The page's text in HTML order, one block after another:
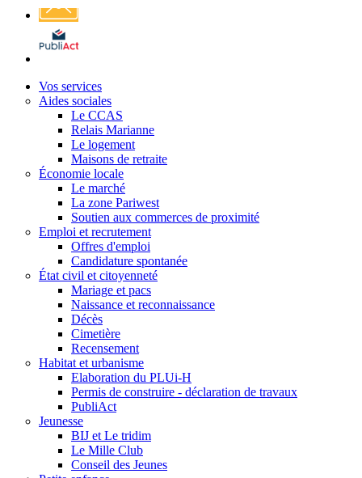
Affichage
légal
Vos services
Aides sociales
Le CCAS
Relais Marianne
Le logement
Maisons de retraite
Économie locale
Le marché
La zone Pariwest
Soutien aux commerces de proximité
Emploi et recrutement
Offres d'emploi
Candidature spontanée
État civil et citoyenneté
Mariage et pacs
Naissance et reconnaissance
Décès
Cimetière
Recensement
Habitat et urbanisme
Elaboration du PLUi-H
Permis de construire - déclaration de travaux
PubliAct
Jeunesse
BIJ et Le tridim
Le Mille Club
Conseil des Jeunes